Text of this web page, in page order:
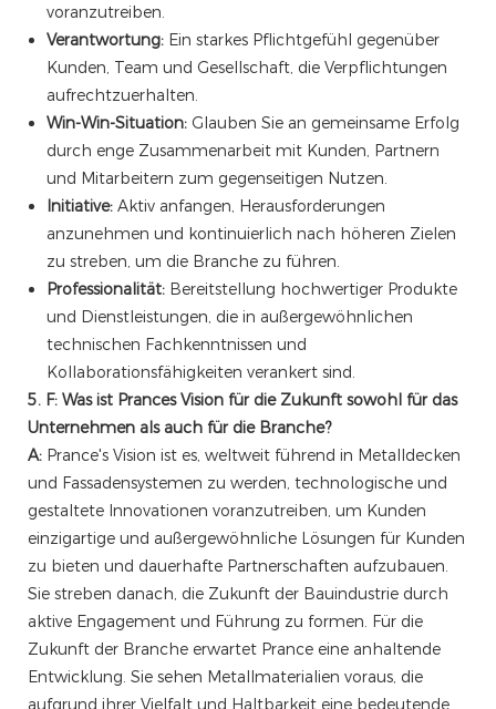
voranzutreiben.
Verantwortung: Ein starkes Pflichtgefühl gegenüber
Kunden, Team und Gesellschaft, die Verpflichtungen
aufrechtzuerhalten.
Win-Win-Situation: Glauben Sie an gemeinsame Erfolg
durch enge Zusammenarbeit mit Kunden, Partnern
und Mitarbeitern zum gegenseitigen Nutzen.
Initiative: Aktiv anfangen, Herausforderungen
anzunehmen und kontinuierlich nach höheren Zielen
zu streben, um die Branche zu führen.
Professionalität: Bereitstellung hochwertiger Produkte
und Dienstleistungen, die in außergewöhnlichen
technischen Fachkenntnissen und
Kollaborationsfähigkeiten verankert sind.
5. F: Was ist Prances Vision für die Zukunft sowohl für das
Unternehmen als auch für die Branche?
A: Prance's Vision ist es, weltweit führend in Metalldecken
und Fassadensystemen zu werden, technologische und
gestaltete Innovationen voranzutreiben, um Kunden
einzigartige und außergewöhnliche Lösungen für Kunden
zu bieten und dauerhafte Partnerschaften aufzubauen.
Sie streben danach, die Zukunft der Bauindustrie durch
aktive Engagement und Führung zu formen. Für die
Zukunft der Branche erwartet Prance eine anhaltende
Entwicklung. Sie sehen Metallmaterialien voraus, die
aufgrund ihrer Vielfalt und Haltbarkeit eine bedeutende